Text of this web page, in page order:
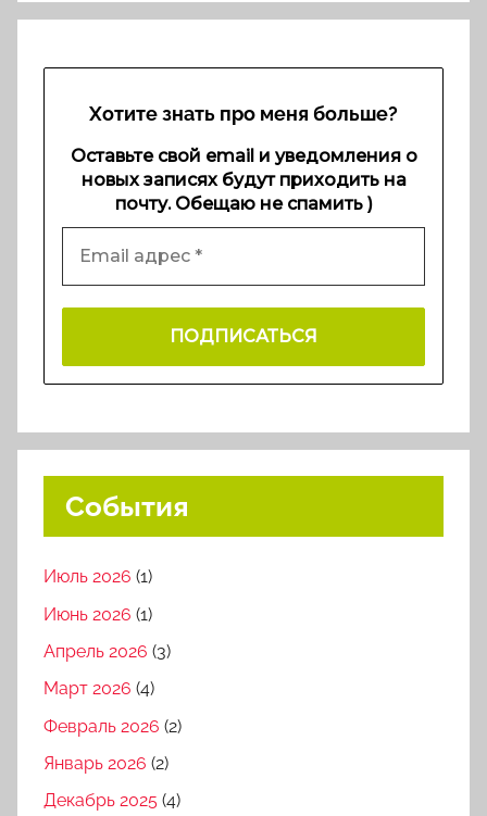
Хотите знать про меня больше?
Оставьте свой email и уведомления о
новых записях будут приходить на
почту. Обещаю не спамить )
События
Июль 2026 (1)
Июнь 2026 (1)
Апрель 2026 (3)
Март 2026 (4)
Февраль 2026 (2)
Январь 2026 (2)
Декабрь 2025 (4)